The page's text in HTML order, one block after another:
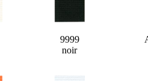
9999
noir